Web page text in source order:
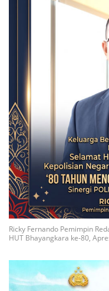
Ricky Fernando Pemimpin
HUT Bhayangkara ke-80,